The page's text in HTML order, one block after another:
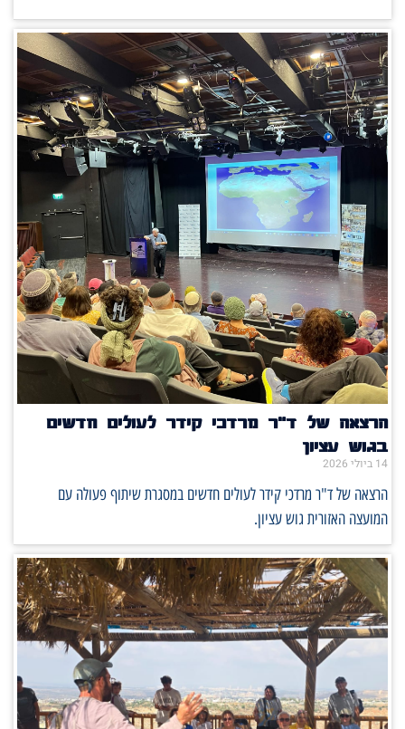
הרצאה של ד"ר מרדכי קידר לעולים חדשים
בגוש עציון
14 ביולי 2026
הרצאה של ד"ר מרדכי קידר לעולים חדשים במסגרת שיתוף פעולה עם
המועצה האזורית גוש עציון.